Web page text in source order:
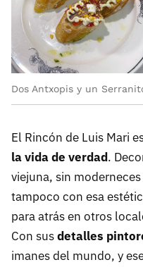
Dos Antxopis y un
El Rincón de Luis Mari
la vida de verdad.
viejuna, sin
tampoco con esa
para atrás en otros
Con susdetalles
imanes del mundo, y